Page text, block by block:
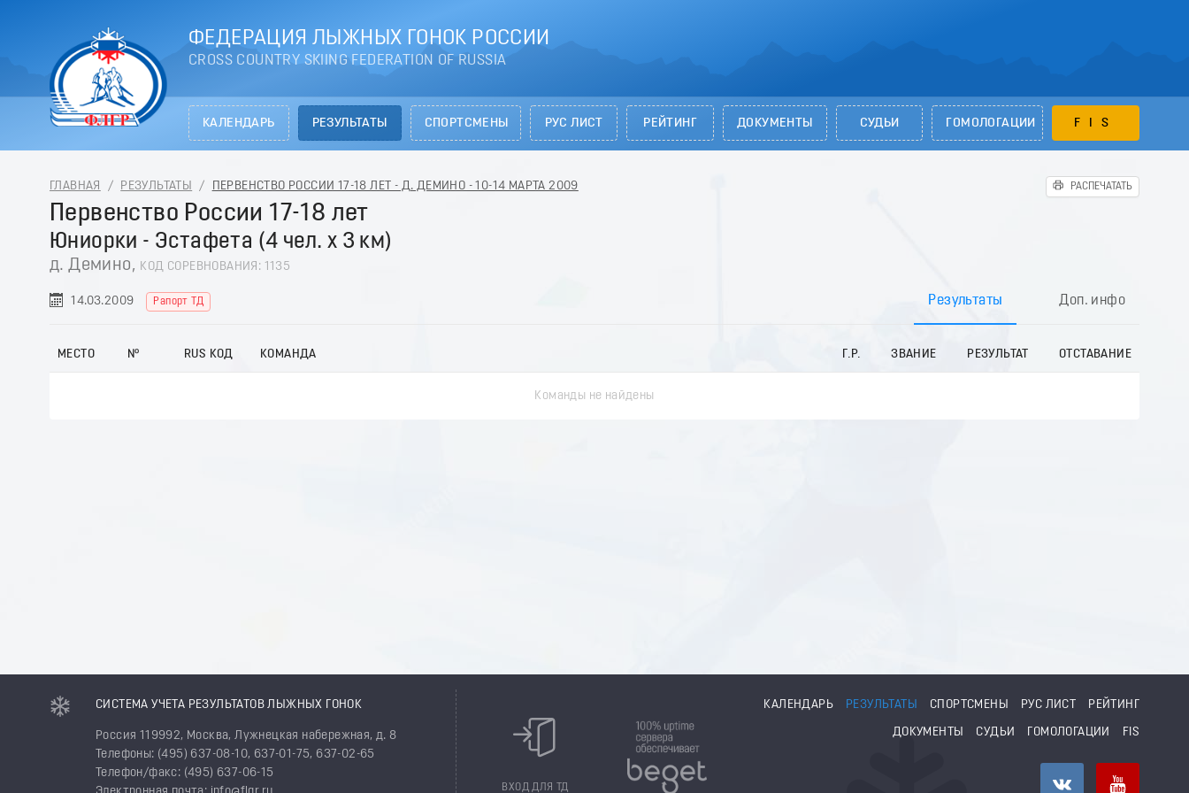
ФЕДЕРАЦИЯ ЛЫЖНЫХ ГОНОК РОССИИ
CROSS COUNTRY SKIING FEDERATION OF RUSSIA
КАЛЕНДАРЬ РЕЗУЛЬТАТЫ СПОРТСМЕНЫ РУС ЛИСТ РЕЙТИНГ ДОКУМЕНТЫ СУДЬИ ГОМОЛОГАЦИИ FIS
ГЛАВНАЯ / РЕЗУЛЬТАТЫ / ПЕРВЕНСТВО РОССИИ 17-18 ЛЕТ - Д. ДЕМИНО - 10-14 МАРТА 2009 РАСПЕЧАТАТЬ
Первенство России 17-18 лет
Юниорки - Эстафета (4 чел. х 3 км)
д. Демино, КОД СОРЕВНОВАНИЯ: 1135
14.03.2009 Рапорт ТД Результаты Доп. инфо
МЕСТО № RUS КОД КОМАНДА Г.Р. ЗВАНИЕ РЕЗУЛЬТАТ ОТСТАВАНИЕ
Команды не найдены
СИСТЕМА УЧЕТА РЕЗУЛЬТАТОВ ЛЫЖНЫХ ГОНОК
Россия 119992, Москва, Лужнецкая набережная, д. 8
Телефоны: (495) 637-08-10, 637-01-75, 637-02-65
Телефон/факс: (495) 637-06-15
ВХОД ДЛЯ ТД
КАЛЕНДАРЬ РЕЗУЛЬТАТЫ СПОРТСМЕНЫ РУС ЛИСТ РЕЙТИНГ
ДОКУМЕНТЫ СУДЬИ ГОМОЛОГАЦИИ FIS